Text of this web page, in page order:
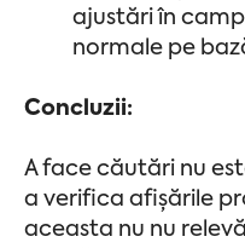
ajustări în
normale pe
Concluzii:
A face căutări nu
a verifica afișările
aceasta nu nu